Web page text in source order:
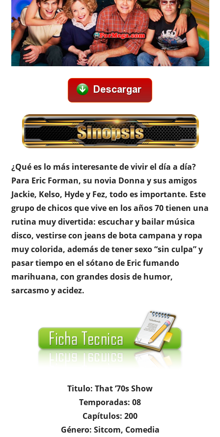
¿Qué es lo más interesante de vivir el día a día?
Para Eric Forman, su novia Donna y sus amigos
Jackie, Kelso, Hyde y Fez, todo es importante. Este
grupo de chicos que vive en los años 70 tienen una
rutina muy divertida: escuchar y bailar música
disco, vestirse con jeans de bota campana y ropa
muy colorida, además de tener sexo “sin culpa” y
pasar tiempo en el sótano de Eric fumando
marihuana, con grandes dosis de humor,
sarcasmo y acidez.
Titulo: That ’70s Show
Temporadas: 08
Capítulos: 200
Género: Sitcom, Comedia